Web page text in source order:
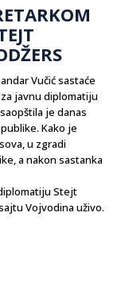
Vučić sastaće
javnu diplomatiju
je danas
Kako je
u zgradi
a nakon sastanka
Stejt
Vojvodina uživo.